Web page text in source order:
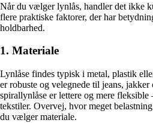
Når du vælger lynlås, handler det ikke
flere praktiske faktorer, der har
holdbarhed.
1. Materiale
Lynlåse findes typisk i metal, plastik
er robuste og velegnede til jeans, jakker
spirallynlåse er lettere og mere
tekstiler. Overvej, hvor meget
du vælger materiale.